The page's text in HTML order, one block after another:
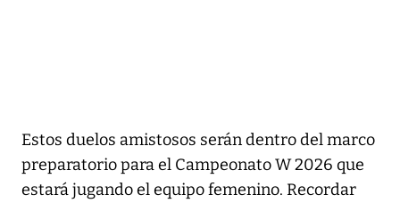
Estos duelos amistosos serán dentro del marco
preparatorio para el Campeonato W 2026 que
estará jugando el equipo femenino. Recordar